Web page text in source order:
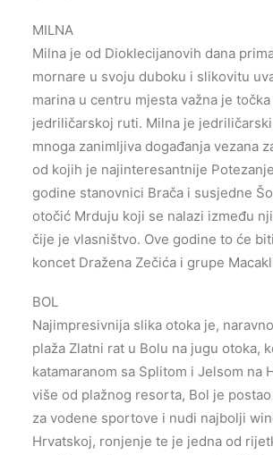
MILNA
Milna je od Dioklecijanovih dana
mornare u svoju duboku i slikovitu
marina u centru mjesta važna je
jedriličarskoj ruti. Milna je
mnoga zanimljiva događanja vezana
od kojih je najinteresantnije
godine stanovnici Brača i susjedne
otočić Mrduju koji se nalazi između
čije je vlasništvo. Ove godine to će
koncet Dražena Zečića i grupe
BOL
Najimpresivnija slika otoka je,
plaža Zlatni rat u Bolu na jugu otoka,
katamaranom sa Splitom i Jelsom na
više od plažnog resorta, Bol je
za vodene sportove i nudi najbolji
Hrvatskoj, ronjenje te je jedna od